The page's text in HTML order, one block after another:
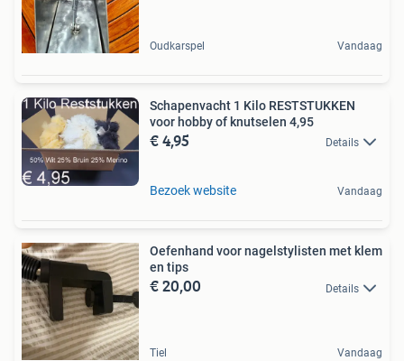
Oudkarspel Vandaag
Schapenvacht 1 Kilo RESTSTUKKEN
voor hobby of knutselen 4,95
€ 4,95 Details
Bezoek website Vandaag
Oefenhand voor nagelstylisten met klem
en tips
€ 20,00 Details
Tiel Vandaag